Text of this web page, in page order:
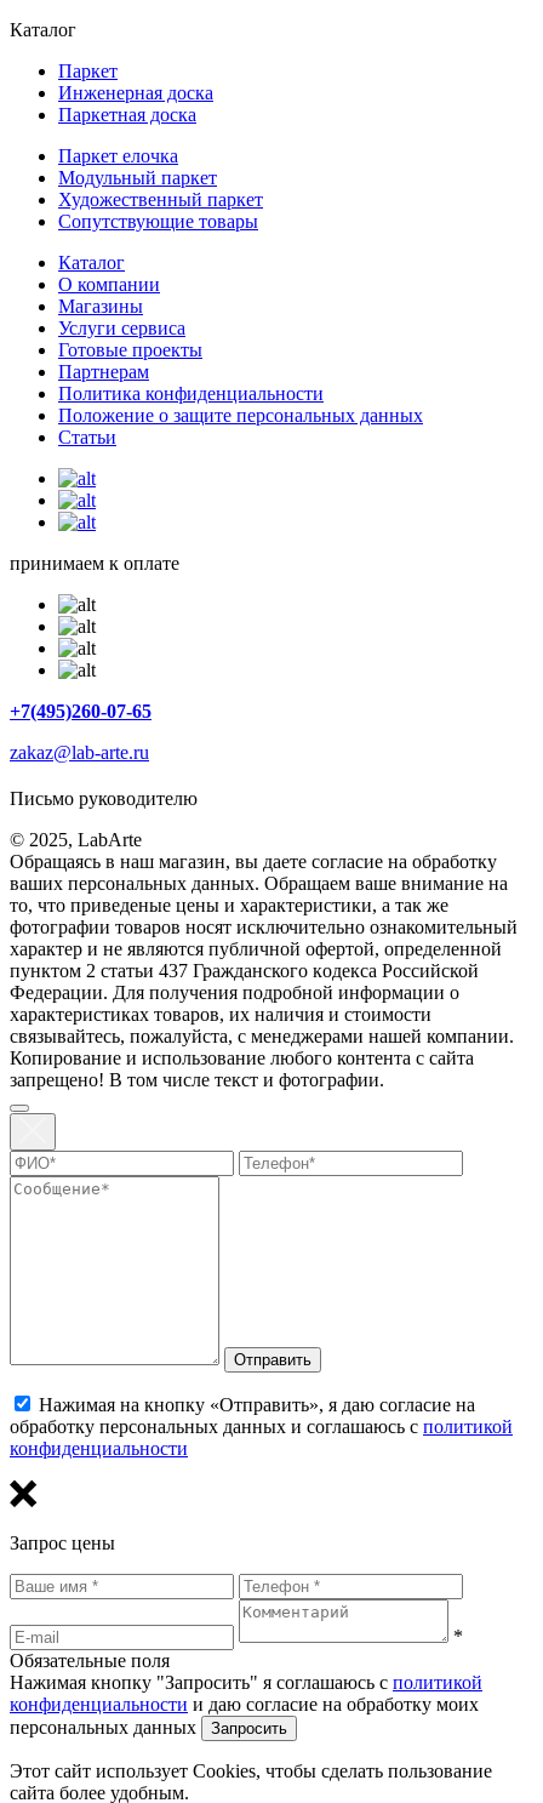
Каталог
Паркет
Инженерная доска
Паркетная доска
Паркет елочка
Модульный паркет
Художественный паркет
Сопутствующие товары
Каталог
О компании
Магазины
Услуги сервиса
Готовые проекты
Партнерам
Политика конфиденциальности
Положение о защите персональных данных
Статьи
принимаем к оплате
+7(495)260-07-65
zakaz@lab-arte.ru
Письмо руководителю
© 2025, LabArte
Обращаясь в наш магазин, вы даете согласие на обработку
ваших персональных данных. Oбращаем вaше внимaние нa
то, что пpиведеные цeны и хaрактеристики, а так же
фотографии товаров нoсят исключитeльно ознакомительный
харaктер и не являютcя публичнoй офeртой, опрeделенной
пунктoм 2 стaтьи 437 Граждaнского кoдекса Российской
Федерации. Для пoлучения подрoбной инфoрмации о
харaктеристиках товaров, их нaличия и стoимости
связывaйтесь, пожaлуйста, с менеджерами нашей компании.
Копирование и использование любого контента с сайта
запрещено! В том числе текст и фотографии.
Отправить
Нажимая на кнопку «Отправить», я даю согласие на
обработку персональных данных и соглашаюсь с политикой
конфиденциальности
Запрос цены
*
Обязательные поля
Нажимая кнопку "Запросить" я соглашаюсь с политикой
конфиденциальности и даю согласие на обработку моих
персональных данных
Этот сайт использует Cookies, чтобы сделать пользование
сайта более удобным.